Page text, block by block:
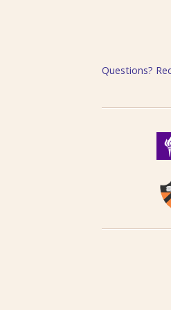
search
cases
Questions?